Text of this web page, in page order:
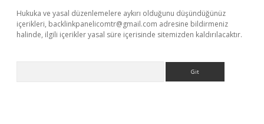
Hukuka ve yasal düzenlemelere aykırı olduğunu düşündüğünüz
içerikleri, backlinkpanelicomtr@gmail.com adresine bildirmeniz
halinde, ilgili içerikler yasal süre içerisinde sitemizden kaldırılacaktır.